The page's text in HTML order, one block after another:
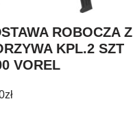
ROBOCZA Z
KPL.2 SZT
VOREL
zł